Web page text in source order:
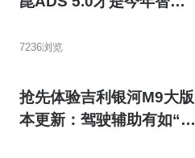
7236浏览
抢先体验吉利银河M9大版
本更新：驾驶辅助有如“穿